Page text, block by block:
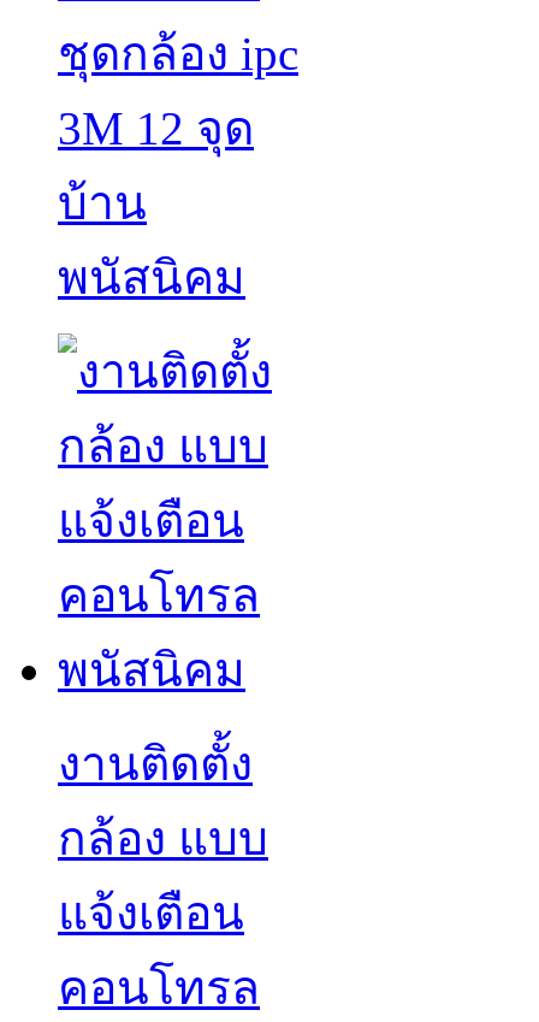
ชุดกล้อง ipc
3M 12 จุด
บ้าน
พนัสนิคม
งานติดตั้ง
กล้อง แบบ
แจ้งเตือน
คอนโทรล